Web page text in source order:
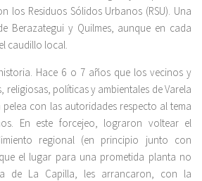
los Residuos Sólidos Urbanos (RSU). Una
Berazategui y Quilmes, aunque en cada
caudillo local.
Hace 6 o 7 años que los vecinos y
religiosas, políticas y ambientales de Varela
con las autoridades respecto al tema
En este forcejeo, lograron voltear el
regional (en principio junto con
el lugar para una prometida planta no
de La Capilla, les arrancaron, con la